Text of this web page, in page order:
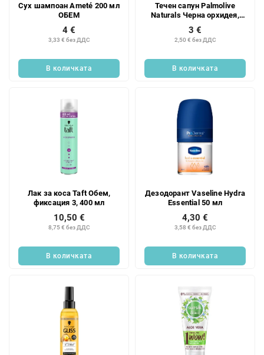
Сух шампоан Ameté 200 мл
ОБЕМ
3,33 € без ДДС
4 €
В количката
Течен сапун Palmolive
Naturals Черна орхидея,
2,50 € без ДДС
3 €
В количката
Лак за коса Taft Обем,
фиксация 3, 400 мл
8,75 € без ДДС
10,50 €
В количката
Дезодорант Vaseline Hydra
Essential 50 мл
3,58 € без ДДС
4,30 €
В количката